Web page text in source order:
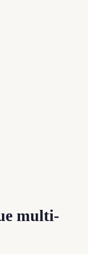
multi-